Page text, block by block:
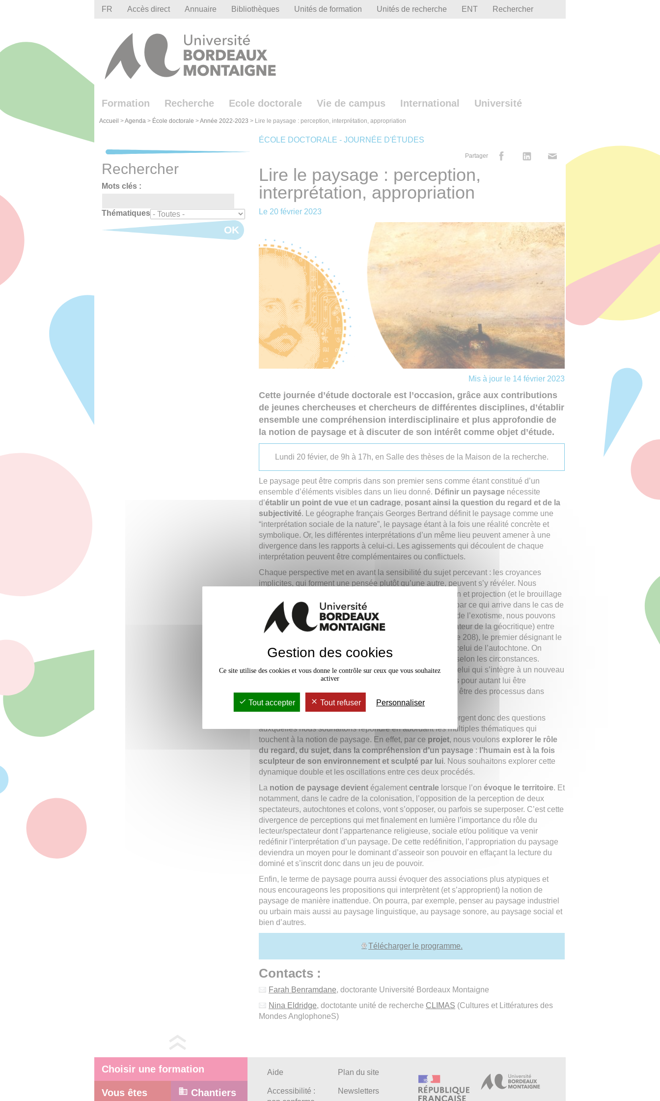
FR Accès direct Annuaire Bibliothèques Unités de formation Unités de recherche ENT Rechercher
Formation Recherche Ecole doctorale Vie de campus International Université
Accueil >Agenda > École doctorale >Année 2022-2023 > Lire le paysage : perception, interprétation, appropriation
ÉCOLE DOCTORALE - JOURNÉE D'ÉTUDES
Partager
Lire le paysage : perception,
interprétation, appropriation
Le 20 février 2023
Mis à jour le 14 février 2023
Cette journée d’étude doctorale est l’occasion, grâce aux contributions
de jeunes chercheuses et chercheurs de différentes disciplines, d’établir
ensemble une compréhension interdisciplinaire et plus approfondie de
la notion de paysage et à discuter de son intérêt comme objet d’étude.
Lundi 20 févier, de 9h à 17h, en Salle des thèses de la Maison de la recherche.
Le paysage peut être compris dans son premier sens comme étant constitué d’un
ensemble d’éléments visibles dans un lieu donné. Définir un paysagenécessite
d’établir un point de vueet un cadrage, posant ainsi la question du regard et de la
subjectivité. Le géographe français Georges Bertrand définit le paysage comme une
“interprétation sociale de la nature”, le paysage étant à la fois une réalité concrète et
symbolique. Or, les différentes interprétations d’un même lieu peuvent amener à une
divergence dans les rapports à celui-ci. Les agissements qui découlent de chaque
interprétation peuvent être complémentaires ou conflictuels.
Chaque perspective met en avant la sensibilité du sujet percevant : les croyances
implicites, qui forment une pensée plutôt qu’une autre, peuvent s’y révéler. Nous
pouvons nous interroger sur les frontières entre perception et projection (et le brouillage
de cette frontière). Par ailleurs, nous sommes intéressés par ce qui arrive dans le cas de
« choc de perceptions ». Par exemple, dans le problème de l’exotisme, nous pouvons
penser à l’opposition que repère Bertrand Westphal (initiateur de la géocritique) entre
point de vue « exogène » et « endogène » (La Géocritique 208), le premier désignant le
regard de celui qui n’appartient pas au lieu et le second, celui de l’autochtone. On
prêtera plus d’autorité à l’un ou l’autre selon l’époque, et selon les circonstances.
Westphal définit aussi le point de vue « allogène » pour celui qui s’intègre à un nouveau
paysage au point où celui-ci ne lui est plus exotique, sans pour autant lui être
pleinement familier. Les entre-deux et va-et-vient peuvent être des processus dans
lesquels nous pouvons observer un espace en tension.
De la subjectivité inhérente de la lecture du paysage émergent donc des questions
auxquelles nous souhaitons répondre en abordant les multiples thématiques qui
touchent à la notion de paysage. En effet, par ce projet, nous voulons explorer le rôle
du regard, du sujet, dans la compréhension d’un paysage: l’humain est à la fois
sculpteur de son environnement et sculpté par lui. Nous souhaitons explorer cette
dynamique double et les oscillations entre ces deux procédés.
La notion de paysage devientégalement centrale lorsque l’on évoque le territoire. Et
notamment, dans le cadre de la colonisation, l’opposition de la perception de deux
spectateurs, autochtones et colons, vont s’opposer, ou parfois se superposer. C’est cette
divergence de perceptions qui met finalement en lumière l’importance du rôle du
lecteur/spectateur dont l’appartenance religieuse, sociale et/ou politique va venir
redéfinir l’interprétation d’un paysage. De cette redéfinition, l’appropriation du paysage
deviendra un moyen pour le dominant d’asseoir son pouvoir en effaçant la lecture du
dominé et s’inscrit donc dans un jeu de pouvoir.
Enfin, le terme de paysage pourra aussi évoquer des associations plus atypiques et
nous encourageons les propositions qui interprètent (et s’approprient) la notion de
paysage de manière inattendue. On pourra, par exemple, penser au paysage industriel
ou urbain mais aussi au paysage linguistique, au paysage sonore, au paysage social et
bien d’autres.
Télécharger le programme.
Contacts :
Farah Benramdane, doctorante Université Bordeaux Montaigne
Nina Eldridge, doctotante unité de recherche CLIMAS (Cultures et Littératures des
Mondes AnglophoneS)
Rechercher
Mots clés :
Thématiques
OK
Choisir une formation
Vous êtes Chantiers
Aide
Accessibilité :
Plan du site
Newsletters
Gestion des cookies
Ce site utilise des cookies et vous donne le contrôle sur ceux que vous souhaitez
activer
Tout accepter Tout refuser Personnaliser